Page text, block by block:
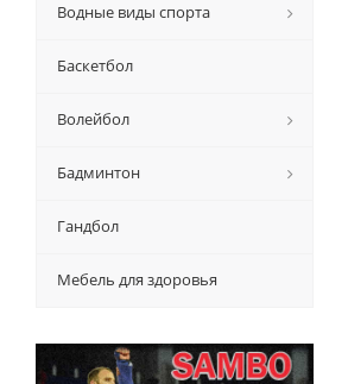
Водные виды спорта
Баскетбол
Волейбол
Бадминтон
Гандбол
Мебель для здоровья